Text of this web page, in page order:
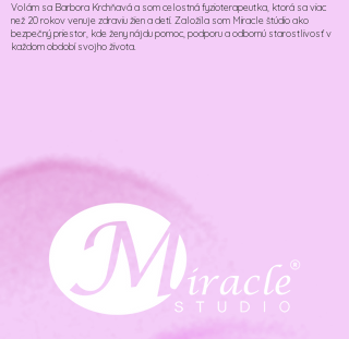
Volám sa Barbora Krchňavá a som celostná fyzioterapeutka, ktorá sa viac
než 20 rokov venuje zdraviu žien a detí. Založila som Miracle štúdio ako
bezpečný priestor, kde ženy nájdu pomoc, podporu a odbornú starostlivosť v
každom období svojho života.​